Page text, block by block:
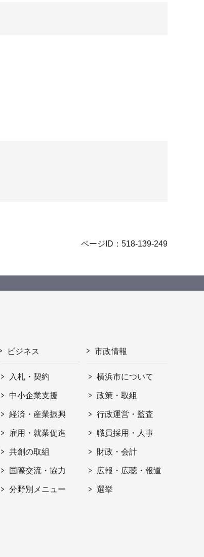
ページID：518-139-249
ビジネス
入札・契約
中小企業支援
経済・産業振興
雇用・就業促進
共創の取組
国際交流・協力
分野別メニュー
市政情報
横浜市について
政策・取組
行政運営・監査
職員採用・人事
財政・会計
広報・広聴・報道
選挙